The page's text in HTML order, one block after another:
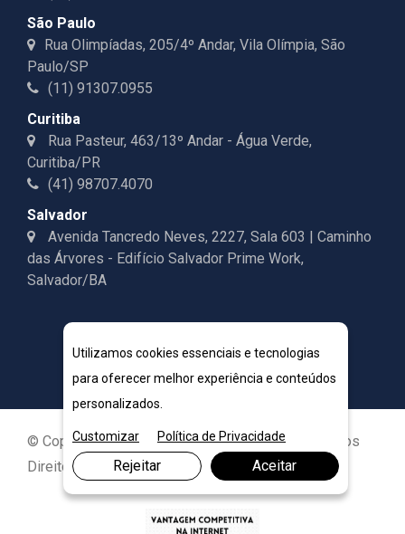
São Paulo
Rua Olimpíadas, 205/4º Andar, Vila Olímpia, São
Paulo/SP
(11) 91307.0955
Curitiba
Rua Pasteur, 463/13º Andar - Água Verde,
Curitiba/PR
(41) 98707.4070
Salvador
Avenida Tancredo Neves, 2227, Sala 603 | Caminho
das Árvores - Edifício Salvador Prime Work,
Salvador/BA
© Copyright 2026. DIVIA Marketing Digital. Todos os
Direitos Reservados
Utilizamos cookies essenciais e tecnologias
para oferecer melhor experiência e conteúdos
personalizados.
Customizar Política de Privacidade
Rejeitar Aceitar